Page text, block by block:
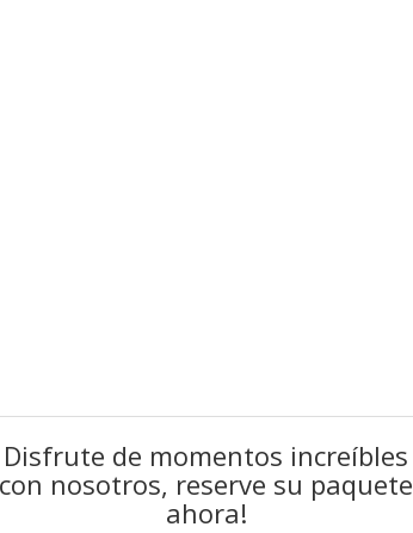
Disfrute de momentos increíbles
con nosotros, reserve su paquete
ahora!